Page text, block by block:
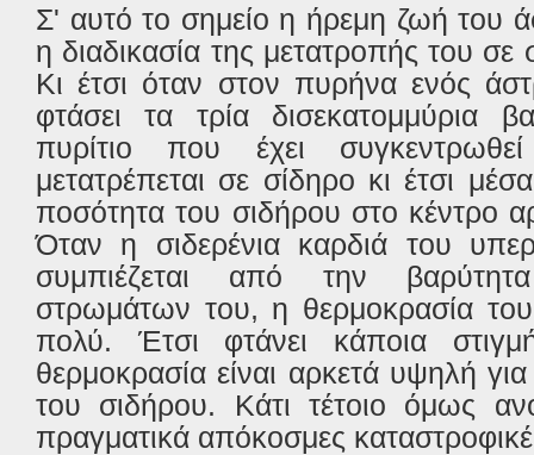
Σ' αυτό το σημείο η ήρεμη ζωή του
η διαδικασία της μετατροπής του σε
Κι έτσι όταν στον πυρήνα ενός
φτάσει τα τρία δισεκατομμύρια
πυρίτιο που έχει
μετατρέπεται σε σίδηρο κι έτσι
ποσότητα του σιδήρου στο κέντρο
Όταν η σιδερένια καρδιά του
συμπιέζεται από την
στρωμάτων του, η θερμοκρασία
πολύ. Έτσι φτάνει κάποια
θερμοκρασία είναι αρκετά υψηλή
του σιδήρου. Κάτι τέτοιο όμως
πραγματικά απόκοσμες